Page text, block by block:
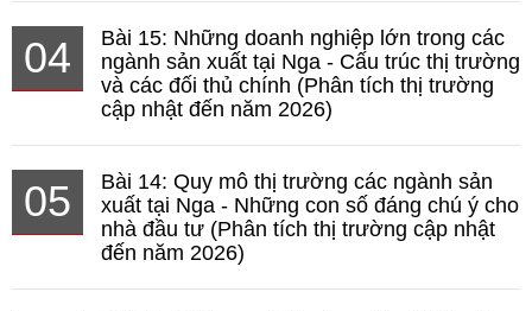
04
Bài 15: Những doanh nghiệp lớn trong các
ngành sản xuất tại Nga - Cấu trúc thị trường
và các đối thủ chính (Phân tích thị trường
cập nhật đến năm 2026)
05
Bài 14: Quy mô thị trường các ngành sản
xuất tại Nga - Những con số đáng chú ý cho
nhà đầu tư (Phân tích thị trường cập nhật
đến năm 2026)